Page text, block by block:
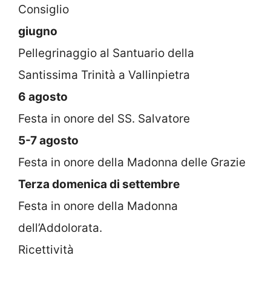
Consiglio
giugno
Pellegrinaggio al Santuario della
Santissima Trinità a Vallinpietra
6 agosto
Festa in onore del SS. Salvatore
5-7 agosto
Festa in onore della Madonna delle Grazie
Terza domenica di settembre
Festa in onore della Madonna
dell’Addolorata.
Ricettività